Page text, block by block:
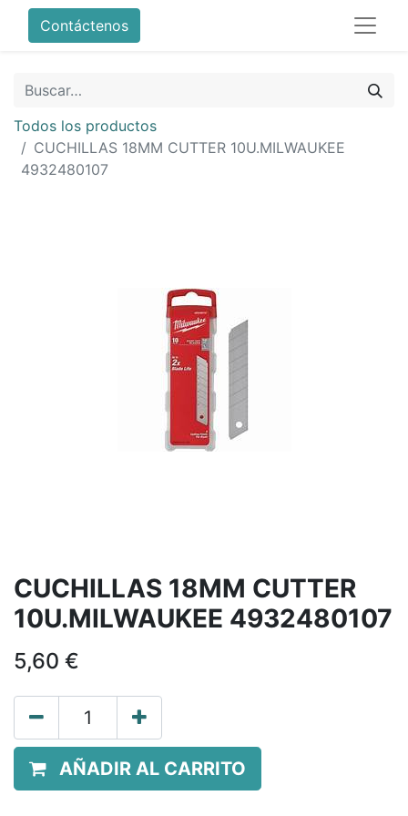
Contáctenos
Todos los productos
CUCHILLAS 18MM CUTTER 10U.MILWAUKEE
4932480107
CUCHILLAS 18MM CUTTER
10U.MILWAUKEE 4932480107
5,60 €
AÑADIR AL CARRITO